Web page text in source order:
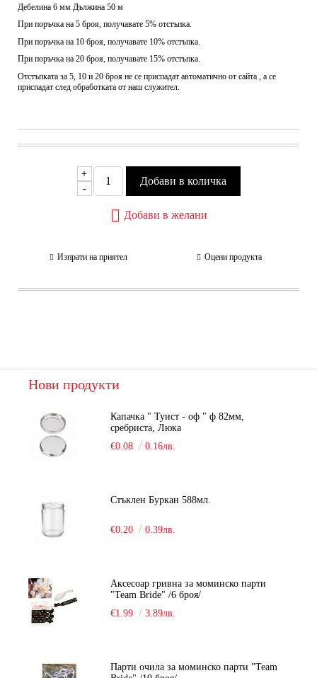
Дебелина 6 мм Дължина 50 м
При поръчка на 5 броя, получавате 5% отстъпка.
При поръчка на 10 броя, получавате 10% отстъпка.
При поръчка на 20 броя, получавате 15% отстъпка.
Отстъпката за 5, 10 и 20 броя не се приспадат автоматично от сайта , а се
приспадат след обработката от наш служител.
+
-
Добави в желани
Изпрати на приятел Оцени продукта
Нови продукти
Капачка " Туист - оф " ф 82мм,
сребриста, Люка
€0.08
0.16лв.
Стъклен Буркан 588мл.
€0.20 0.39лв.
Аксесоар гривна за моминско парти
"Team Bride" /6 броя/
€1.99
3.89лв.
Парти очила за моминско парти "Team